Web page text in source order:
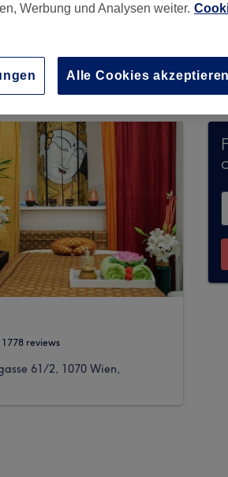
keine Buchungen
in Ihrer Nähe zu finden.
1778 reviews
61/2, 1070 Wien,
Werbung und Analysen weiter.
Alle Cookies